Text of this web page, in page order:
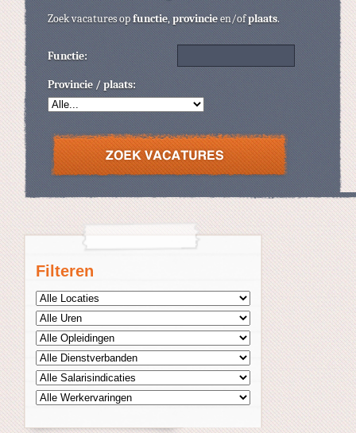
Filteren
Zoek vacatures opfunctie,provincieen/ofplaats.
Functie:
Provincie / plaats: